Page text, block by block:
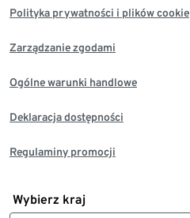
Polityka prywatności i plików cookie
Zarządzanie zgodami
Ogólne warunki handlowe
Deklaracja dostępności
Regulaminy promocji
Wybierz kraj